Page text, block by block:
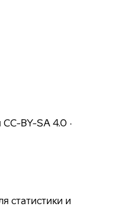
CC-BY-SA 4.0 ·
статистики и